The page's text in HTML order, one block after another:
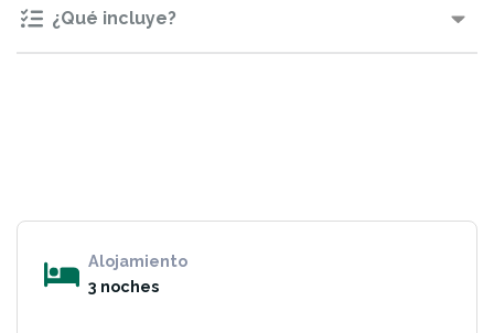
¿Qué incluye?
Alojamiento
3 noches